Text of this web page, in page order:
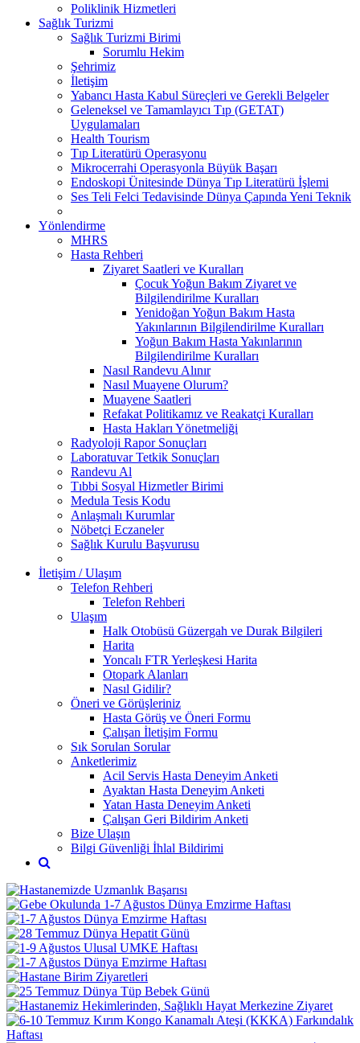
Poliklinik Hizmetleri
Sağlık Turizmi
Sağlık Turizmi Birimi
Sorumlu Hekim
Şehrimiz
İletişim
Yabancı Hasta Kabul Süreçleri ve Gerekli Belgeler
Geleneksel ve Tamamlayıcı Tıp (GETAT)
Uygulamaları
Health Tourism
Tıp Literatürü Operasyonu
Mikrocerrahi Operasyonla Büyük Başarı
Endoskopi Ünitesinde Dünya Tıp Literatürü İşlemi
Ses Teli Felci Tedavisinde Dünya Çapında Yeni Teknik
Yönlendirme
MHRS
Hasta Rehberi
Ziyaret Saatleri ve Kuralları
Çocuk Yoğun Bakım Ziyaret ve
Bilgilendirilme Kuralları
Yenidoğan Yoğun Bakım Hasta
Yakınlarının Bilgilendirilme Kuralları
Yoğun Bakım Hasta Yakınlarının
Bilgilendirilme Kuralları
Nasıl Randevu Alınır
Nasıl Muayene Olurum?
Muayene Saatleri
Refakat Politikamız ve Reakatçi Kuralları
Hasta Hakları Yönetmeliği
Radyoloji Rapor Sonuçları
Laboratuvar Tetkik Sonuçları
Randevu Al
Tıbbi Sosyal Hizmetler Birimi
Medula Tesis Kodu
Anlaşmalı Kurumlar
Nöbetçi Eczaneler
Sağlık Kurulu Başvurusu
İletişim / Ulaşım
Telefon Rehberi
Telefon Rehberi
Ulaşım
Halk Otobüsü Güzergah ve Durak Bilgileri
Harita
Yoncalı FTR Yerleşkesi Harita
Otopark Alanları
Nasıl Gidilir?
Öneri ve Görüşleriniz
Hasta Görüş ve Öneri Formu
Çalışan İletişim Formu
Sık Sorulan Sorular
Anketlerimiz
Acil Servis Hasta Deneyim Anketi
Ayaktan Hasta Deneyim Anketi
Yatan Hasta Deneyim Anketi
Çalışan Geri Bildirim Anketi
Bize Ulaşın
Bilgi Güvenliği İhlal Bildirimi